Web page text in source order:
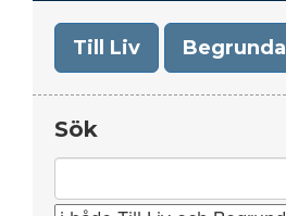
Till Liv Begrunda
Sök
for: